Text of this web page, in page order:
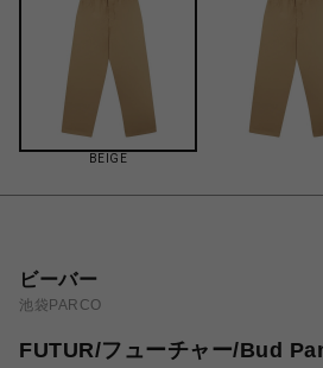
BEIGE
ビーバー
池袋PARCO
FUTUR/フューチャー/Bud